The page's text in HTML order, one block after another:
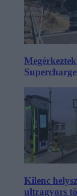
Kilenc
ultragyors